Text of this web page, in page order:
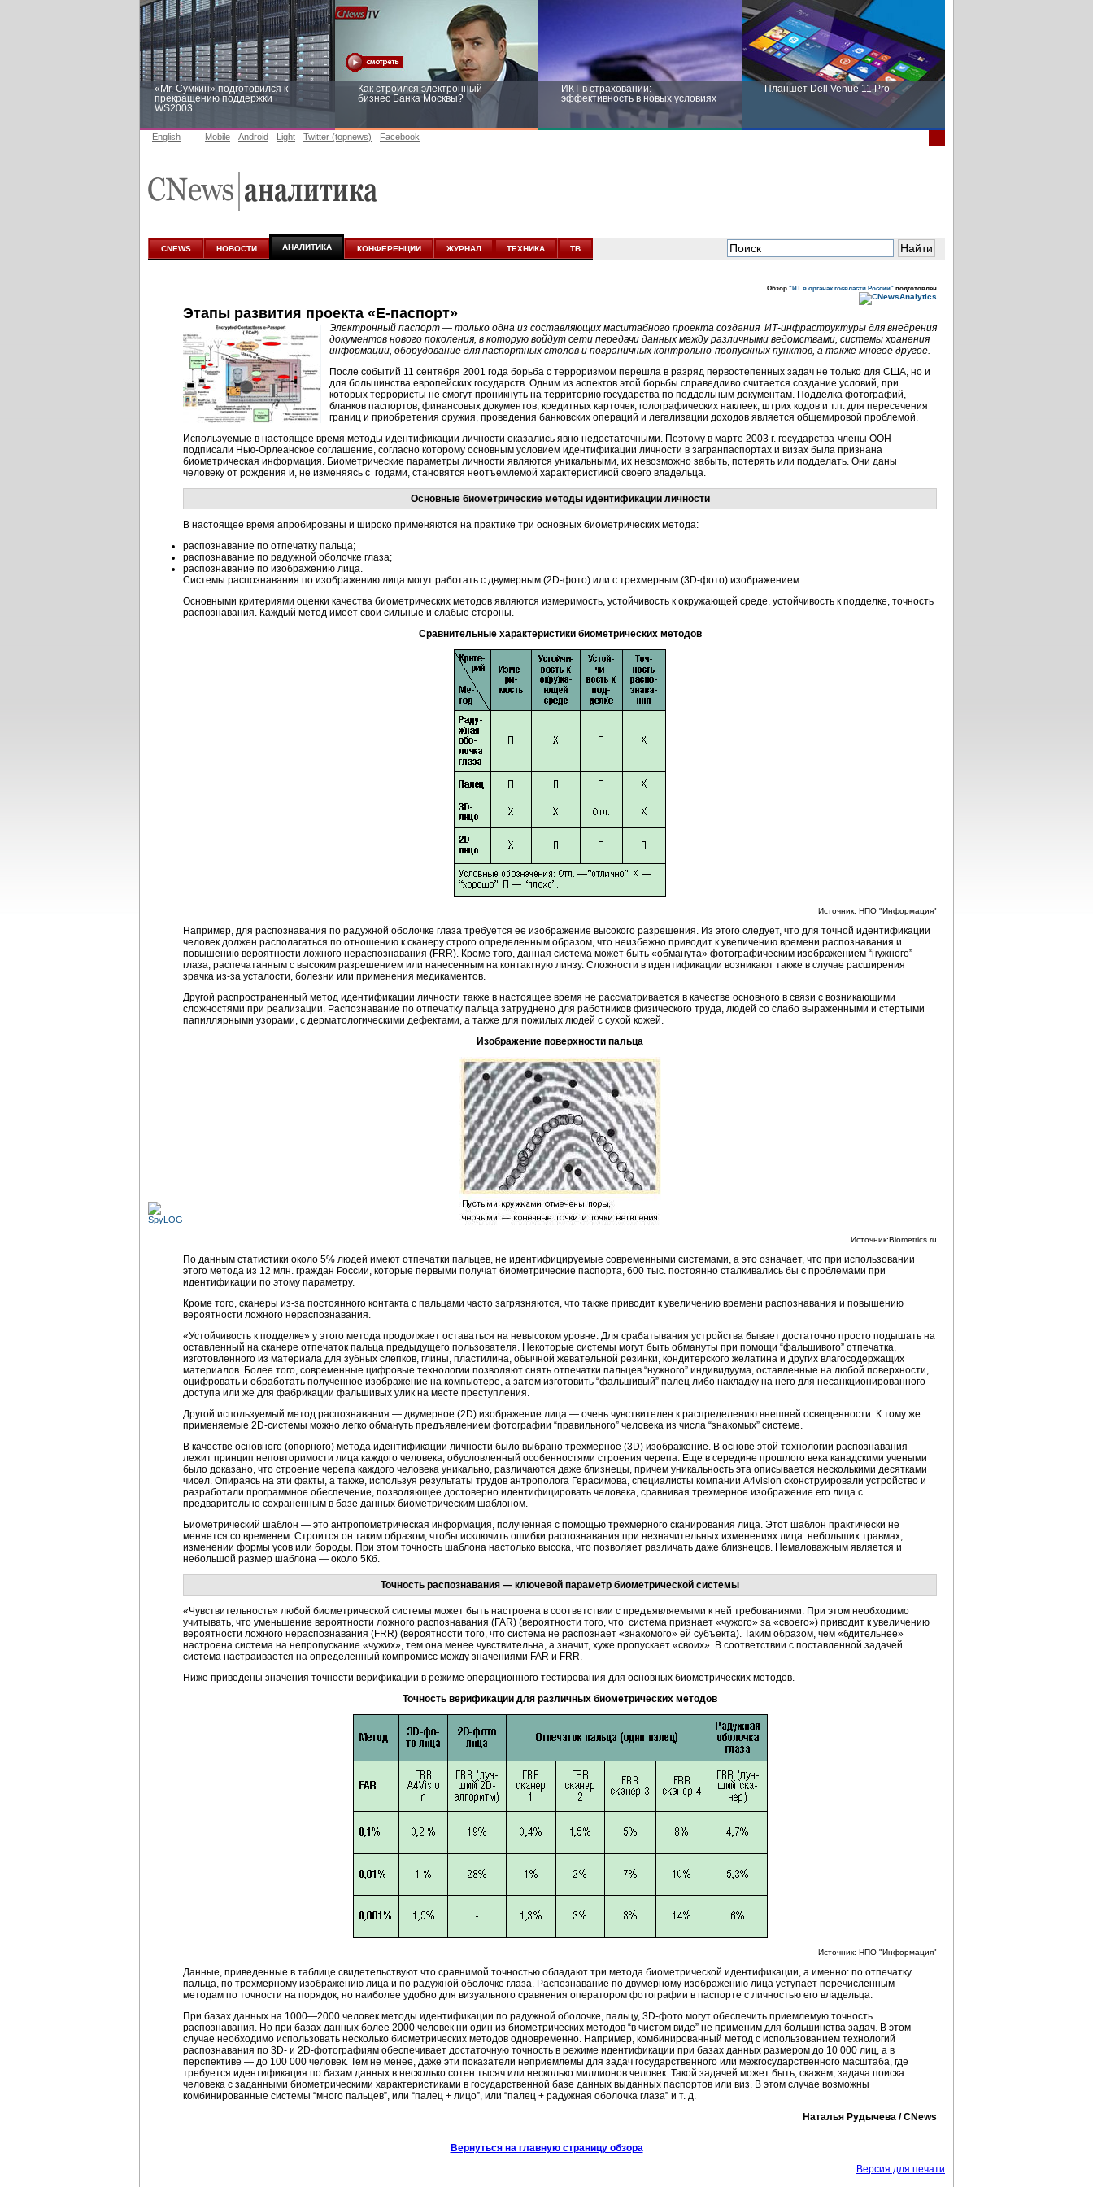
«Mr. Сумкин» подготовился к
прекращению поддержки
WS2003
Как строился электронный
бизнес Банка Москвы?
ИКТ в страховании:
эффективность в новых условиях
Планшет Dell Venue 11 Pro
аналитике
новых условиях
English Mobile Android Light Twitter (topnews) Facebook
CNEWS НОВОСТИ АНАЛИТИКА КОНФЕРЕНЦИИ ЖУРНАЛ ТЕХНИКА ТВ
Обзор "ИТ в органах госвласти России" подготовлен
Этапы развития проекта «Е-паспорт»
Электронный паспорт — только одна из составляющих масштабного проекта создания ИТ-инфраструктуры для внедрения
документов нового поколения, в которую войдут сети передачи данных между различными ведомствами, системы хранения
информации, оборудование для паспортных столов и пограничных контрольно-пропускных пунктов, а также многое другое.
После событий 11 сентября 2001 года борьба с терроризмом перешла в разряд первостепенных задач не только для США, но и
для большинства европейских государств. Одним из аспектов этой борьбы справедливо считается создание условий, при
которых террористы не смогут проникнуть на территорию государства по поддельным документам. Подделка фотографий,
бланков паспортов, финансовых документов, кредитных карточек, голографических наклеек, штрих кодов и т.п. для пересечения
границ и приобретения оружия, проведения банковских операций и легализации доходов является общемировой проблемой.
Используемые в настоящее время методы идентификации личности оказались явно недостаточными. Поэтому в марте 2003 г. государства-члены ООН
подписали Нью-Орлеанское соглашение, согласно которому основным условием идентификации личности в загранпаспортах и визах была признана
биометрическая информация. Биометрические параметры личности являются уникальными, их невозможно забыть, потерять или подделать. Они даны
человеку от рождения и, не изменяясь с годами, становятся неотъемлемой характеристикой своего владельца.
Основные биометрические методы идентификации личности
В настоящее время апробированы и широко применяются на практике три основных биометрических метода:
распознавание по отпечатку пальца;
распознавание по радужной оболочке глаза;
распознавание по изображению лица.
Системы распознавания по изображению лица могут работать с двумерным (2D-фото) или с трехмерным (3D-фото) изображением.
Основными критериями оценки качества биометрических методов являются измеримость, устойчивость к окружающей среде, устойчивость к подделке, точность
распознавания. Каждый метод имеет свои сильные и слабые стороны.
Сравнительные характеристики биометрических методов
Источник: НПО "Информация"
Например, для распознавания по радужной оболочке глаза требуется ее изображение высокого разрешения. Из этого следует, что для точной идентификации
человек должен располагаться по отношению к сканеру строго определенным образом, что неизбежно приводит к увеличению времени распознавания и
повышению вероятности ложного нераспознавания (FRR). Кроме того, данная система может быть «обманута» фотографическим изображением “нужного”
глаза, распечатанным с высоким разрешением или нанесенным на контактную линзу. Сложности в идентификации возникают также в случае расширения
зрачка из-за усталости, болезни или применения медикаментов.
Другой распространенный метод идентификации личности также в настоящее время не рассматривается в качестве основного в связи с возникающими
сложностями при реализации. Распознавание по отпечатку пальца затруднено для работников физического труда, людей со слабо выраженными и стертыми
папиллярными узорами, с дерматологическими дефектами, а также для пожилых людей с сухой кожей.
Изображение поверхности пальца
Источник:Biometrics.ru
По данным статистики около 5% людей имеют отпечатки пальцев, не идентифицируемые современными системами, а это означает, что при использовании
этого метода из 12 млн. граждан России, которые первыми получат биометрические паспорта, 600 тыс. постоянно сталкивались бы с проблемами при
идентификации по этому параметру.
Кроме того, сканеры из-за постоянного контакта с пальцами часто загрязняются, что также приводит к увеличению времени распознавания и повышению
вероятности ложного нераспознавания.
«Устойчивость к подделке» у этого метода продолжает оставаться на невысоком уровне. Для срабатывания устройства бывает достаточно просто подышать на
оставленный на сканере отпечаток пальца предыдущего пользователя. Некоторые системы могут быть обмануты при помощи “фальшивого” отпечатка,
изготовленного из материала для зубных слепков, глины, пластилина, обычной жевательной резинки, кондитерского желатина и других влагосодержащих
материалов. Более того, современные цифровые технологии позволяют снять отпечатки пальцев “нужного” индивидуума, оставленные на любой поверхности,
оцифровать и обработать полученное изображение на компьютере, а затем изготовить “фальшивый” палец либо накладку на него для несанкционированного
доступа или же для фабрикации фальшивых улик на месте преступления.
Другой используемый метод распознавания — двумерное (2D) изображение лица — очень чувствителен к распределению внешней освещенности. К тому же
применяемые 2D-системы можно легко обмануть предъявлением фотографии “правильного” человека из числа “знакомых” системе.
В качестве основного (опорного) метода идентификации личности было выбрано трехмерное (3D) изображение. В основе этой технологии распознавания
лежит принцип неповторимости лица каждого человека, обусловленный особенностями строения черепа. Еще в середине прошлого века канадскими учеными
было доказано, что строение черепа каждого человека уникально, различаются даже близнецы, причем уникальность эта описывается несколькими десятками
чисел. Опираясь на эти факты, а также, используя результаты трудов антрополога Герасимова, специалисты компании A4vision сконструировали устройство и
разработали программное обеспечение, позволяющее достоверно идентифицировать человека, сравнивая трехмерное изображение его лица с
предварительно сохраненным в базе данных биометрическим шаблоном.
Биометрический шаблон — это антропометрическая информация, полученная с помощью трехмерного сканирования лица. Этот шаблон практически не
меняется со временем. Строится он таким образом, чтобы исключить ошибки распознавания при незначительных изменениях лица: небольших травмах,
изменении формы усов или бороды. При этом точность шаблона настолько высока, что позволяет различать даже близнецов. Немаловажным является и
небольшой размер шаблона — около 5Кб.
Точность распознавания — ключевой параметр биометрической системы
«Чувствительность» любой биометрической системы может быть настроена в соответствии с предъявляемыми к ней требованиями. При этом необходимо
учитывать, что уменьшение вероятности ложного распознавания (FAR) (вероятности того, что система признает «чужого» за «своего») приводит к увеличению
вероятности ложного нераспознавания (FRR) (вероятности того, что система не распознает «знакомого» ей субъекта). Таким образом, чем «бдительнее»
настроена система на непропускание «чужих», тем она менее чувствительна, а значит, хуже пропускает «своих». В соответствии с поставленной задачей
система настраивается на определенный компромисс между значениями FAR и FRR.
Ниже приведены значения точности верификации в режиме операционного тестирования для основных биометрических методов.
Точность верификации для различных биометрических методов
Источник: НПО "Информация"
Данные, приведенные в таблице свидетельствуют что сравнимой точностью обладают три метода биометрической идентификации, а именно: по отпечатку
пальца, по трехмерному изображению лица и по радужной оболочке глаза. Распознавание по двумерному изображению лица уступает перечисленным
методам по точности на порядок, но наиболее удобно для визуального сравнения оператором фотографии в паспорте с личностью его владельца.
При базах данных на 1000—2000 человек методы идентификации по радужной оболочке, пальцу, 3D-фото могут обеспечить приемлемую точность
распознавания. Но при базах данных более 2000 человек ни один из биометрических методов “в чистом виде” не применим для большинства задач. В этом
случае необходимо использовать несколько биометрических методов одновременно. Например, комбинированный метод с использованием технологий
распознавания по 3D- и 2D-фотографиям обеспечивает достаточную точность в режиме идентификации при базах данных размером до 10 000 лиц, а в
перспективе — до 100 000 человек. Тем не менее, даже эти показатели неприемлемы для задач государственного или межгосударственного масштаба, где
требуется идентификация по базам данных в несколько сотен тысяч или несколько миллионов человек. Такой задачей может быть, скажем, задача поиска
человека с заданными биометрическими характеристиками в государственной базе данных выданных паспортов или виз. В этом случае возможны
комбинированные системы “много пальцев”, или “палец + лицо”, или “палец + радужная оболочка глаза” и т. д.
Наталья Рудычева / CNews
Вернуться на главную страницу обзора
Версия для печати